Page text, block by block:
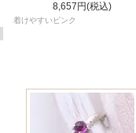
8,657円(税込)
着けやすいピンク